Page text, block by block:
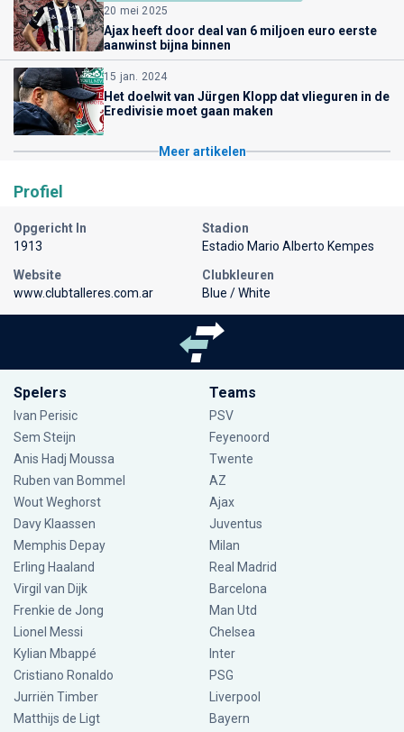
20 mei 2025
Ajax heeft door deal van 6 miljoen euro eerste
aanwinst bijna binnen
15 jan. 2024
Het doelwit van Jürgen Klopp dat vlieguren in de
Eredivisie moet gaan maken
Meer artikelen
Profiel
Opgericht In
1913
Stadion
Estadio Mario Alberto Kempes
Website
www.clubtalleres.com.ar
Clubkleuren
Blue / White
Spelers
Ivan Perisic
Sem Steijn
Anis Hadj Moussa
Ruben van Bommel
Wout Weghorst
Davy Klaassen
Memphis Depay
Erling Haaland
Virgil van Dijk
Frenkie de Jong
Lionel Messi
Kylian Mbappé
Cristiano Ronaldo
Jurriën Timber
Matthijs de Ligt
Teams
PSV
Feyenoord
Twente
AZ
Ajax
Juventus
Milan
Real Madrid
Barcelona
Man Utd
Chelsea
Inter
PSG
Liverpool
Bayern